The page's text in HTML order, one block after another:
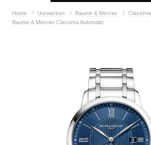
Home Uurwerken Baume & Mercier
Classima
Baume & Mercier Classima Automatic